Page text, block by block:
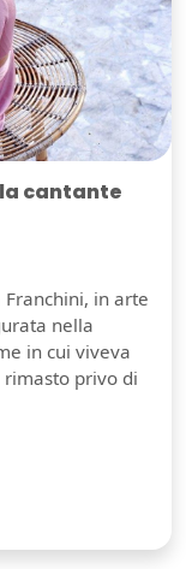
cantante
in arte
nella
in cui viveva
privo di